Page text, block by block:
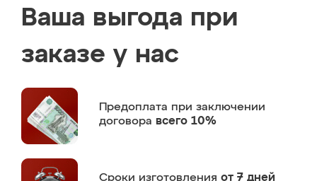
Ваша выгода при
заказе у нас
Предоплата при заключении
договора всего 10%
Сроки изготовления от 7 дней